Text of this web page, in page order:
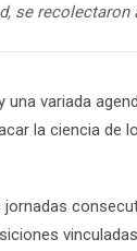
se
variada
la ciencia